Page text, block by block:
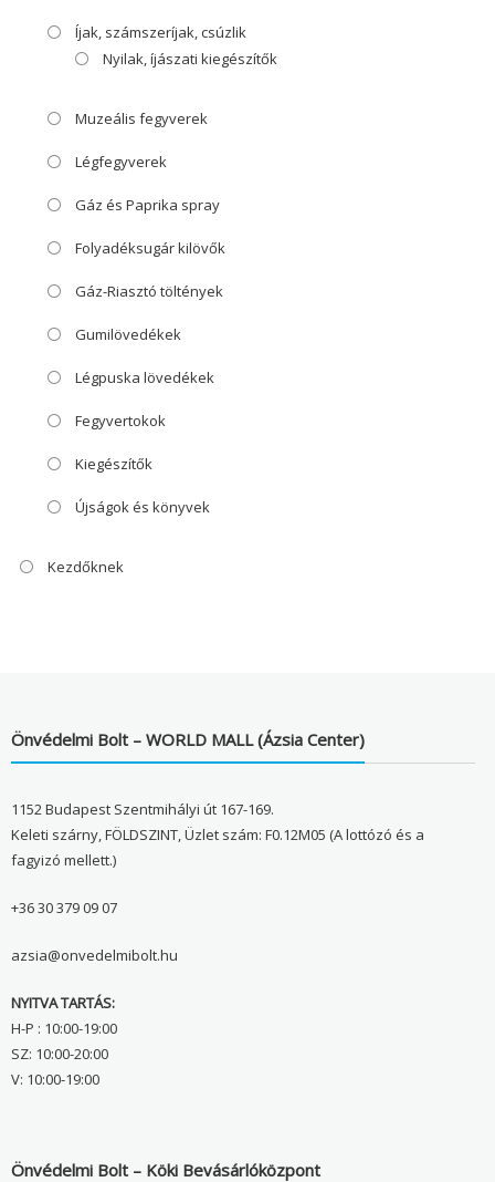
Íjak, számszeríjak, csúzlik
Nyilak, íjászati kiegészítők
Muzeális fegyverek
Légfegyverek
Gáz és Paprika spray
Folyadéksugár kilövők
Gáz-Riasztó töltények
Gumilövedékek
Légpuska lövedékek
Fegyvertokok
Kiegészítők
Újságok és könyvek
Kezdőknek
Önvédelmi Bolt – WORLD MALL (Ázsia Center)
1152 Budapest Szentmihályi út 167-169.
Keleti szárny, FÖLDSZINT, Üzlet szám: F0.12M05 (A lottózó és a
fagyizó mellett.)
+36 30 379 09 07
azsia@onvedelmibolt.hu
NYITVA TARTÁS:
H-P : 10:00-19:00
SZ: 10:00-20:00
V: 10:00-19:00
Önvédelmi Bolt – Köki Bevásárlóközpont